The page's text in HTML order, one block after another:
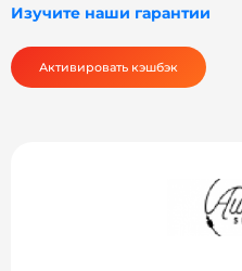
Изучите наши гарантии
Активировать кэшбэк